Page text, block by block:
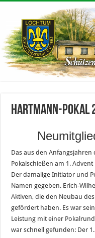
Hartmann-Pokal
Das aus den
Pokalschießen am 1.
Der damalige Initiator und
Namen gegeben. Erich-
Aktiven, die den Neubau
gefördert haben. Es war
Leistung mit einer
war schnell gefunden: Der